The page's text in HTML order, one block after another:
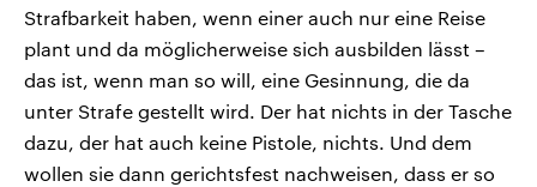
Strafbarkeit haben, wenn einer auch nur eine Reise
plant und da möglicherweise sich ausbilden lässt –
das ist, wenn man so will, eine Gesinnung, die da
unter Strafe gestellt wird. Der hat nichts in der Tasche
dazu, der hat auch keine Pistole, nichts. Und dem
wollen sie dann gerichtsfest nachweisen, dass er so